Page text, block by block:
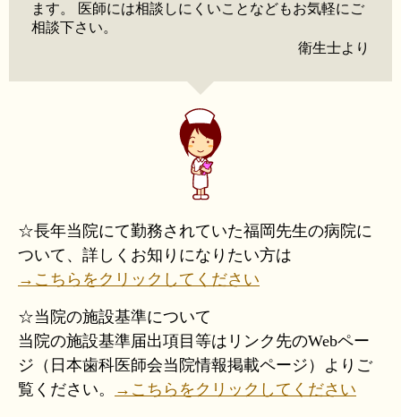
ます。 医師には相談しにくいことなどもお気軽にご
相談下さい。
衛生士より
☆長年当院にて勤務されていた福岡先生の病院に
ついて、詳しくお知りになりたい方は
→こちらをクリックしてください
☆当院の施設基準について
当院の施設基準届出項目等はリンク先のWebペー
ジ（日本歯科医師会当院情報掲載ページ）よりご
覧ください。
→こちらをクリックしてください